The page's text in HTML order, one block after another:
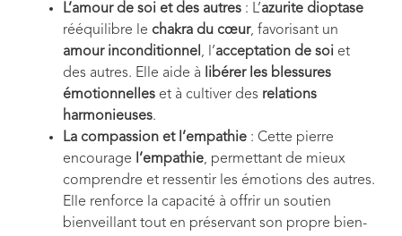
L’amour de soi et des autres : L’azurite dioptase
rééquilibre le chakra du cœur, favorisant un
amour inconditionnel , l’acceptation de soi et
des autres. Elle aide à libérer les blessures
émotionnelles et à cultiver des relations
harmonieuses.
La compassion et l’empathie : Cette pierre
encourage
l’empathie, permettant de mieux
comprendre et ressentir les émotions des autres.
Elle renforce la capacité à offrir un soutien
bienveillant tout en préservant son propre bien-